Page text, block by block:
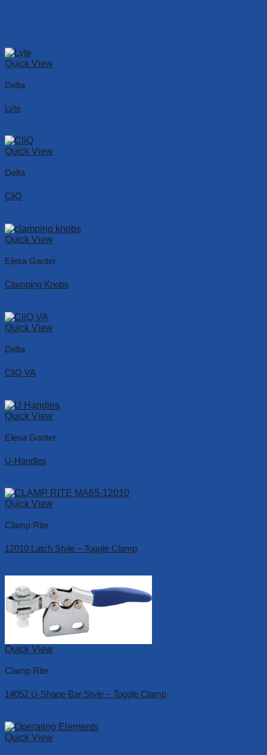
Quick View
Delta
Lyte
Quick View
Delta
CliQ
Quick View
Elesa Ganter
Clamping Knobs
Quick View
Delta
CliQ VA
Quick View
Elesa Ganter
U-Handles
Quick View
Clamp Rite
12010 Latch Style – Toggle Clamp
Quick View
Clamp Rite
14052 U-Shape Bar Style – Toggle Clamp
Quick View